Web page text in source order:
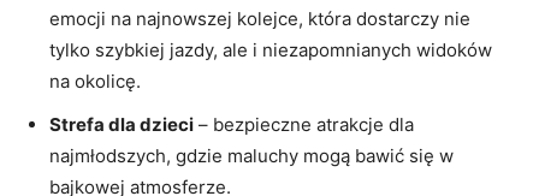
emocji na najnowszej kolejce, która dostarczy nie
tylko szybkiej jazdy, ale i niezapomnianych widoków
na okolicę.
Strefa dla dzieci – bezpieczne atrakcje dla
najmłodszych, gdzie maluchy mogą bawić się w
bajkowej atmosferze.